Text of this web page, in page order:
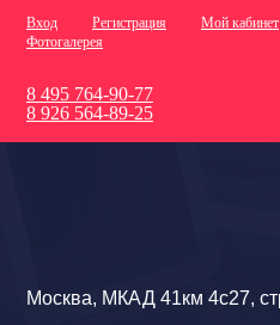
Вход Регистрация Мой кабинет
Фотогалерея
8 495 764-90-77
8 926 564-89-25
Москва, МКАД 41км 4с27,